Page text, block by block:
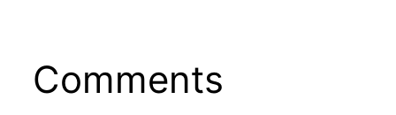
Comments